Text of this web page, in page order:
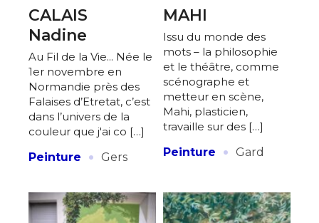
CALAIS
Nadine
Au Fil de la Vie... Née le
1er novembre en
Normandie près des
Falaises d’Etretat, c’est
dans l’univers de la
couleur que j'ai co […]
Peinture
· Gers
MAHI
Issu du monde des
mots – la philosophie
et le théâtre, comme
scénographe et
metteur en scène,
Mahi, plasticien,
travaille sur des […]
Peinture
· Gard